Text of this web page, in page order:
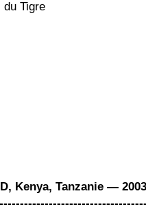
du Tigre
Kenya, Tanzanie —